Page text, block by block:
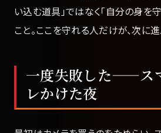
い込む道具」ではなく「自分の身を
こと。ここを守れる人だけが、次に進
一度失敗した——ス
レかけた夜